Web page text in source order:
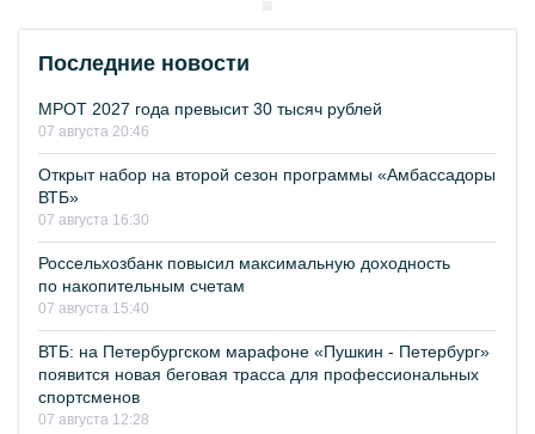
Последние новости
МРОТ 2027 года превысит 30 тысяч рублей
07 августа 20:46
Открыт набор на второй сезон программы «Амбассадоры
ВТБ»
07 августа 16:30
Россельхозбанк повысил максимальную доходность
по накопительным счетам
07 августа 15:40
ВТБ: на Петербургском марафоне «Пушкин - Петербург»
появится новая беговая трасса для профессиональных
спортсменов
07 августа 12:28